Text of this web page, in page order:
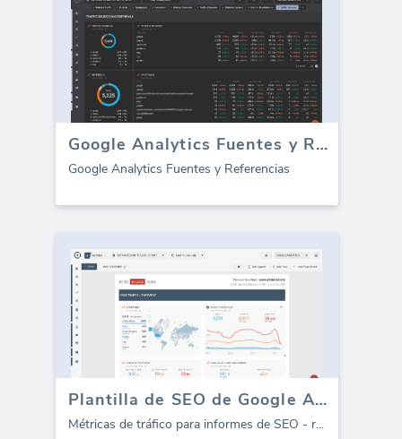
Google Analytics Fuentes y Referencias
Google Analytics Fuentes y Referencias
Plantilla de SEO de Google Analytics - Todo el Tráfico (Informe)
Métricas de tráfico para informes de SEO - r...